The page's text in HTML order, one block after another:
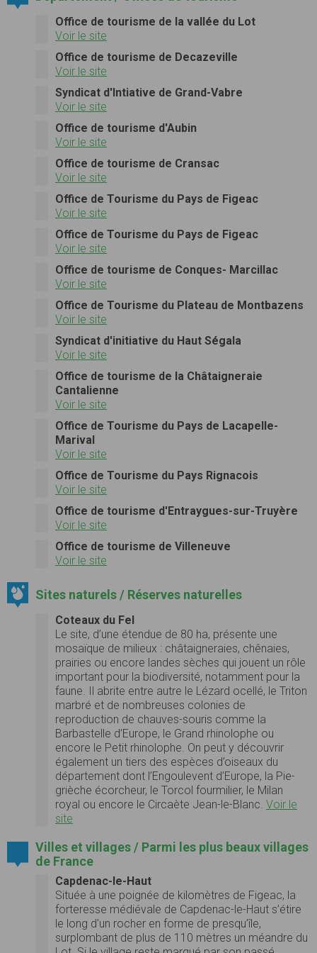
Office de tourisme de la vallée du Lot
Voir le site
Office de tourisme de Decazeville
Voir le site
Syndicat d'Intiative de Grand-Vabre
Voir le site
Office de tourisme d'Aubin
Voir le site
Office de tourisme de Cransac
Voir le site
Office de Tourisme du Pays de Figeac
Voir le site
Office de Tourisme du Pays de Figeac
Voir le site
Office de tourisme de Conques- Marcillac
Voir le site
Office de Tourisme du Plateau de Montbazens
Voir le site
Syndicat d'initiative du Haut Ségala
Voir le site
Office de tourisme de la Châtaigneraie
Cantalienne
Voir le site
Office de Tourisme du Pays de Lacapelle-
Marival
Voir le site
Office de Tourisme du Pays Rignacois
Voir le site
Office de tourisme d'Entraygues-sur-Truyère
Voir le site
Office de tourisme de Villeneuve
Voir le site
Sites naturels / Réserves naturelles
Coteaux du Fel
Le site, d’une étendue de 80 ha, présente une
mosaïque de milieux : châtaigneraies, chênaies,
prairies ou encore landes sèches qui jouent un rôle
important pour la biodiversité, notamment pour la
faune. Il abrite entre autre le Lézard ocellé, le Triton
marbré et de nombreuses colonies de
reproduction de chauves-souris comme la
Barbastelle d’Europe, le Grand rhinolophe ou
encore le Petit rhinolophe. On peut y découvrir
également un tiers des espèces d’oiseaux du
département dont l’Engoulevent d’Europe, la Pie-
grièche écorcheur, le Torcol fourmilier, le Milan
royal ou encore le Circaète Jean-le-Blanc. Voir le
site
Villes et villages / Parmi les plus beaux villages
de France
Capdenac-le-Haut
Située à une poignée de kilomètres de Figeac, la
forteresse médiévale de Capdenac-le-Haut s’étire
le long d’un rocher en forme de presqu’île,
surplombant de plus de 110 mètres un méandre du